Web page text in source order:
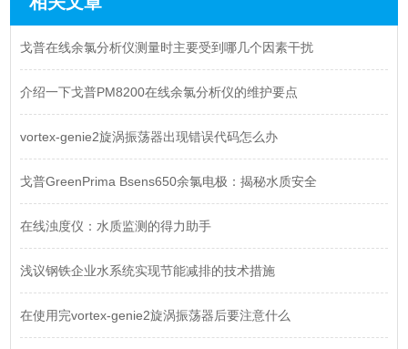
戈普在线余氯分析仪测量时主要受到哪几个因素干扰
介绍一下戈普PM8200在线余氯分析仪的维护要点
vortex-genie2旋涡振荡器出现错误代码怎么办
戈普GreenPrima Bsens650余氯电极：揭秘水质安全
在线浊度仪：水质监测的得力助手
浅议钢铁企业水系统实现节能减排的技术措施
在使用完vortex-genie2旋涡振荡器后要注意什么